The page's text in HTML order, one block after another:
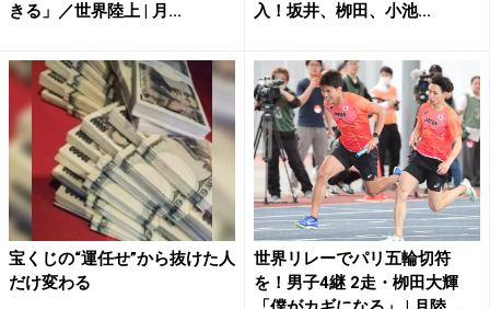
きる」／世界陸上 | 月...
入！坂井、栁田、小池...
宝くじの“運任せ”から抜けた人
だけ変わる
世界リレーでパリ五輪切符
を！男子4継 2走・栁田大輝